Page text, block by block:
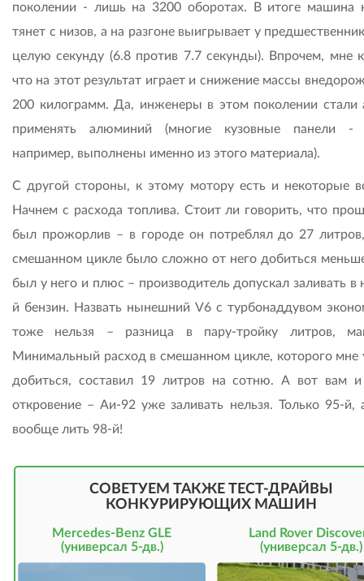
поколении - лишь на 3200 оборотах. В итоге машина
тянет с низов, а на разгоне выигрывает у
целую секунду (6.8 против 7.7 секунды). Впрочем, мне
что на этот результат играет и снижение массы
200 килограмм. Да, инженеры в этом поколении стали
применять алюминий (многие кузовные панели -
например, выполнены именно из этого материала).
С другой стороны, к этому мотору есть и некоторые
Начнем с расхода топлива. Стоит ли говорить, что
был прожорлив – в городе он потреблял до 27
смешанном цикле было сложно от него добиться
был у него и плюс – производитель допускал заливать в
й бензин. Назвать нынешний V6 c турбонаддувом
тоже нельзя – разница в пару-тройку литров,
Минимальный расход в смешанном цикле, которого мне
добиться, составил 19 литров на сотню. А вот вам и
откровение – Аи-92 уже заливать нельзя. Только 95-й,
вообще лить 98-й!
СОВЕТУЕМ ТАКЖЕ ТЕСТ-ДРАЙВЫ
КОНКУРИРУЮЩИХ МАШИН
Mercedes-Benz GLE
(универсал 5-дв.)
Land Rover
(универсал 5-дв.)